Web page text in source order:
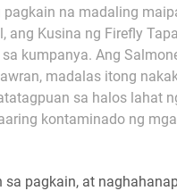
na madaling
Kusina ng Firefly
kumpanya. Ang
madalas itong
sa halos lahat
kontaminado ng
pagkain, at